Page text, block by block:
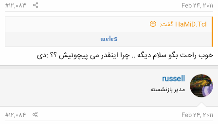
Feb 24, 2011
#12,083
HaMiD.TcI گفت:
ɯɐlɐs
خوب راحت بگو سلام دیگه .. چرا اینقدر می پیچونیش ؟؟ :دی
russell
مدیر بازنشسته
Feb 24, 2011
#12,084